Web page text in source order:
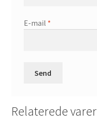
E-mail *
Relaterede varer